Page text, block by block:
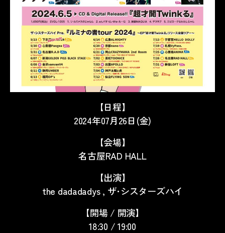
【日程】
2024年07月26日(金)
【会場】
名古屋RAD HALL
【出演】
the dadadadys , ザ･シスターズハイ
【開場 / 開演】
18:30 / 19:00